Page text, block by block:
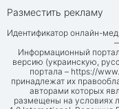
Разместить рекламу
Идентификатор онлайн-
Информационный
версию (украинскую,
портала – https://
принадлежат их
авторами которых
размещены на условиях